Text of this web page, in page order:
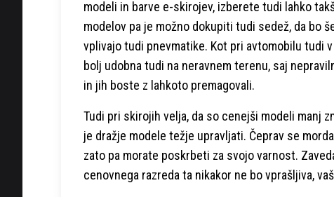
modeli in barve e-skirojev, izberete tudi lahko
modelov pa je možno dokupiti tudi sedež, da bo
vplivajo tudi pnevmatike. Kot pri avtomobilu tudi
bolj udobna tudi na neravnem terenu, saj
in jih boste z lahkoto premagovali.
Tudi pri skirojih velja, da so cenejši modeli manj
je dražje modele težje upravljati. Čeprav se
zato pa morate poskrbeti za svojo varnost.
cenovnega razreda ta nikakor ne bo vprašljiva,